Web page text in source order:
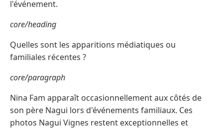
l'événement.
core/heading
Quelles sont les apparitions médiatiques ou
familiales récentes ?
core/paragraph
Nina Fam apparaît occasionnellement aux côtés de
son père Nagui lors d'événements familiaux. Ces
photos Nagui Vignes restent exceptionnelles et